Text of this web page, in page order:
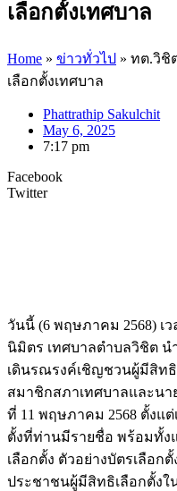
เลือกตั้งเทศบาล
Home » ข่าวทั่วไป » ทต.วิชิ
เลือกตั้งเทศบาล
Phattrathip Sakulchit
May 6, 2025
7:17 pm
Facebook
Twitter
วันนี้ (6 พฤษภาคม 2568) เ
นิมิตร เทศบาลตำบลวิชิต น
เดินรณรงค์เชิญชวนผู้มีสิทธิ
สมาชิกสภาเทศบาลและน
ที่ 11 พฤษภาคม 2568 ตั้งแต่
ตั้งที่ท่านมีรายชื่อ พร้อมทั้ง
เลือกตั้ง ตัวอย่างบัตรเลือก
ประชาชนผู้มีสิทธิเลือกตั้งใ